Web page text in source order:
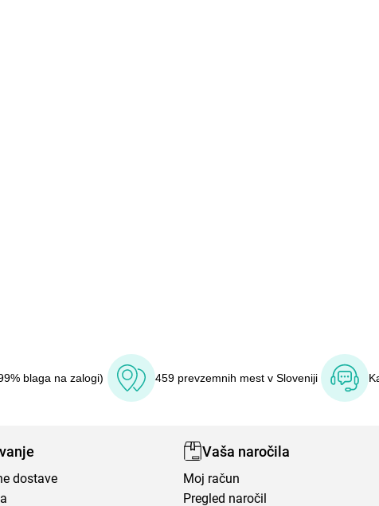
blaga na zalogi) 459 prevzemnih mest v Sloveniji
dostave
Vaša naročila
Moj račun
Pregled naročil